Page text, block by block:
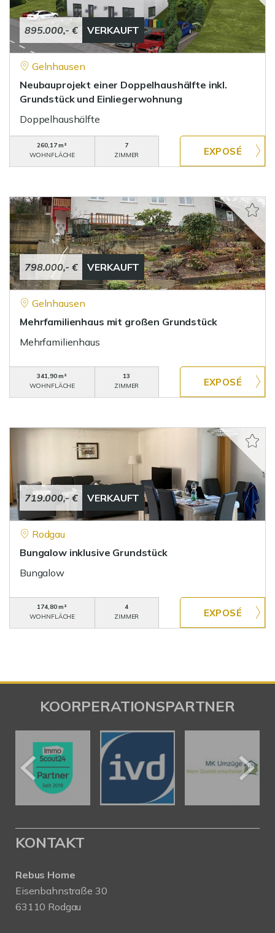
895.000,- € VERKAUFT
Gelnhausen
Neubauprojekt einer Doppelhaushälfte inkl.
Grundstück und Einliegerwohnung
Doppelhaushälfte
260,17 m²
WOHNFLÄCHE
7
ZIMMER
798.000,- € VERKAUFT
Gelnhausen
Mehrfamilienhaus mit großen Grundstück
Mehrfamilienhaus
341,90 m²
WOHNFLÄCHE
13
ZIMMER
719.000,- € VERKAUFT
Rodgau
Bungalow inklusive Grundstück
Bungalow
174,80 m²
WOHNFLÄCHE
4
ZIMMER
KOORPERATIONSPARTNER
KONTAKT
Rebus Home
Eisenbahnstraße 30
63110 Rodgau